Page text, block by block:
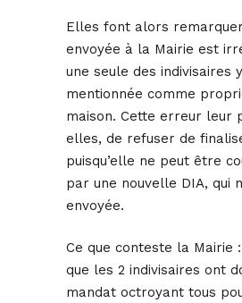
Elles font alors
envoyée à la Mairie est
une seule des indivisaires
mentionnée comme
maison. Cette erreur leur
elles, de refuser de
puisqu’elle ne peut être
par une nouvelle DIA, qui
envoyée.
Ce que conteste la Mairie
que les 2 indivisaires ont
mandat octroyant tous